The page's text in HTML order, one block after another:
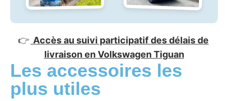
👉 Accès au suivi participatif des délais de
livraison en Volkswagen Tiguan
Les accessoires les
plus utiles